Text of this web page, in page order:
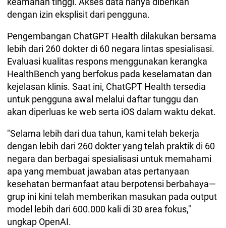
dengan izin eksplisit dari pengguna.
Pengembangan ChatGPT Health dilakukan bersama
lebih dari 260 dokter di 60 negara lintas spesialisasi.
Evaluasi kualitas respons menggunakan kerangka
HealthBench yang berfokus pada keselamatan dan
kejelasan klinis. Saat ini, ChatGPT Health tersedia
untuk pengguna awal melalui daftar tunggu dan
akan diperluas ke web serta iOS dalam waktu dekat.
"Selama lebih dari dua tahun, kami telah bekerja
dengan lebih dari 260 dokter yang telah praktik di 60
negara dan berbagai spesialisasi untuk memahami
apa yang membuat jawaban atas pertanyaan
kesehatan bermanfaat atau berpotensi berbahaya—
grup ini kini telah memberikan masukan pada output
model lebih dari 600.000 kali di 30 area fokus,"
ungkap OpenAI.